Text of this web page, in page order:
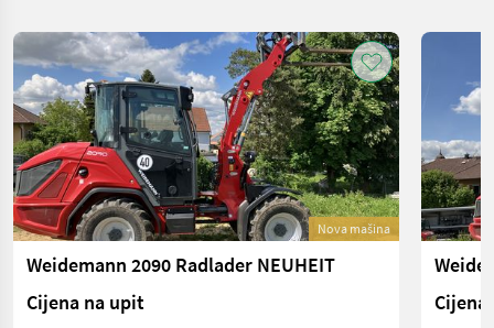
Nova mašina
Weidemann 2090 Radlader NEUHEIT
Cijena na upit